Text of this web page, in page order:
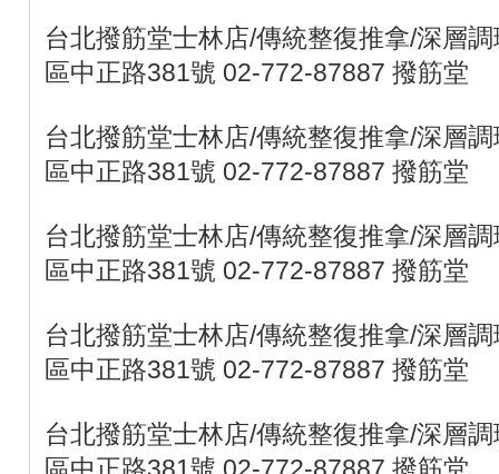
台北撥筋堂士林店/傳統整復推拿/深層
區中正路381號 02-772-87887 撥筋堂
台北撥筋堂士林店/傳統整復推拿/深層
區中正路381號 02-772-87887 撥筋堂
台北撥筋堂士林店/傳統整復推拿/深層
區中正路381號 02-772-87887 撥筋堂
台北撥筋堂士林店/傳統整復推拿/深層
區中正路381號 02-772-87887 撥筋堂
台北撥筋堂士林店/傳統整復推拿/深層
區中正路381號 02-772-87887 撥筋堂